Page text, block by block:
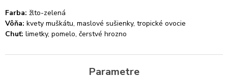
Farba: žlto-zelená
Vôňa: kvety muškátu, maslové sušienky, tropické ovocie
Chuť: limetky, pomelo, čerstvé hrozno
Parametre